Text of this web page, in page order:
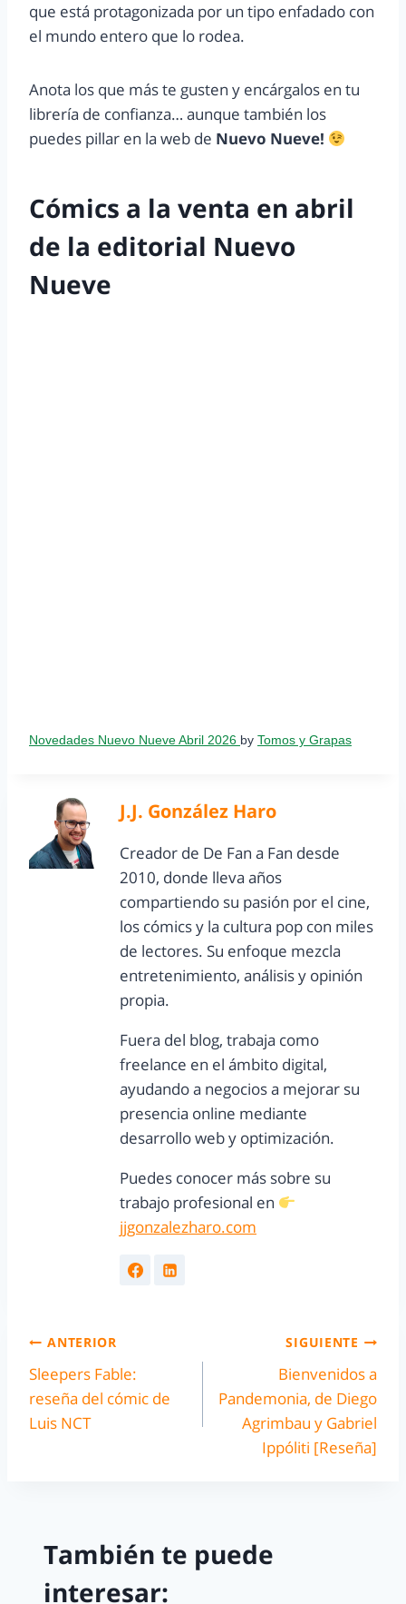
que está protagonizada por un tipo enfadado con
el mundo entero que lo rodea.
Anota los que más te gusten y encárgalos en tu
librería de confianza… aunque también los
puedes pillar en la web de Nuevo Nueve!
Cómics a la venta en abril
de la editorial Nuevo
Nueve
Novedades Nuevo Nueve Abril 2026 by Tomos y Grapas
J.J. González Haro
Creador de De Fan a Fan desde
2010, donde lleva años
compartiendo su pasión por el cine,
los cómics y la cultura pop con miles
de lectores. Su enfoque mezcla
entretenimiento, análisis y opinión
propia.
Fuera del blog, trabaja como
freelance en el ámbito digital,
ayudando a negocios a mejorar su
presencia online mediante
desarrollo web y optimización.
Puedes conocer más sobre su
trabajo profesional en
jjgonzalezharo.com
ANTERIOR
Sleepers Fable:
reseña del cómic de
Luis NCT
SIGUIENTE
Bienvenidos a
Pandemonia, de Diego
Agrimbau y Gabriel
Ippóliti [Reseña]
También te puede
interesar: